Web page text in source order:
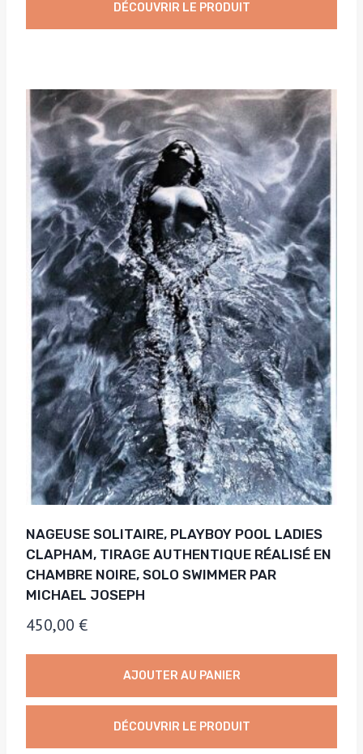
DÉCOUVRIR LE PRODUIT
NAGEUSE SOLITAIRE, PLAYBOY POOL LADIES
CLAPHAM, TIRAGE AUTHENTIQUE RÉALISÉ EN
CHAMBRE NOIRE, SOLO SWIMMER PAR
MICHAEL JOSEPH
450,00 €
AJOUTER AU PANIER
DÉCOUVRIR LE PRODUIT